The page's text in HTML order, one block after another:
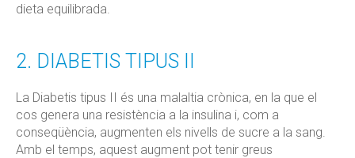
dieta equilibrada.
2. DIABETIS TIPUS II
La Diabetis tipus II és una malaltia crònica, en la que el
cos genera una resistència a la insulina i, com a
conseqüència, augmenten els nivells de sucre a la sang.
Amb el temps, aquest augment pot tenir greus